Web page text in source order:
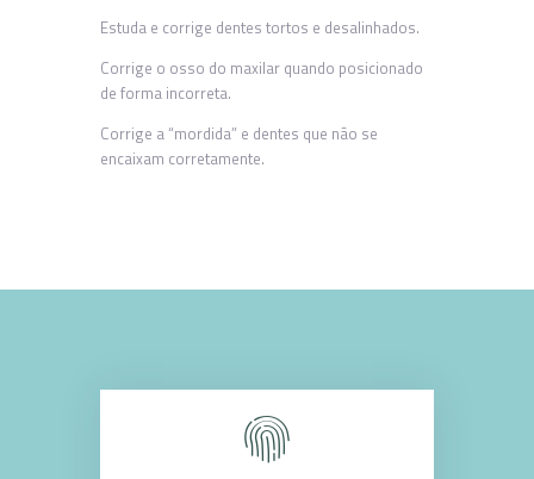
Estuda e corrige dentes tortos e desalinhados.
Corrige o osso do maxilar quando posicionado
de forma incorreta.
Corrige a “mordida” e dentes que não se
encaixam corretamente.